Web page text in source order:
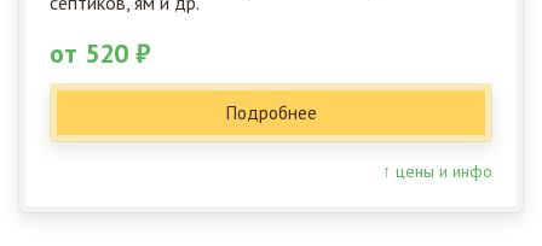
от 520 ₽
Подробнее
↑ цены и инфо